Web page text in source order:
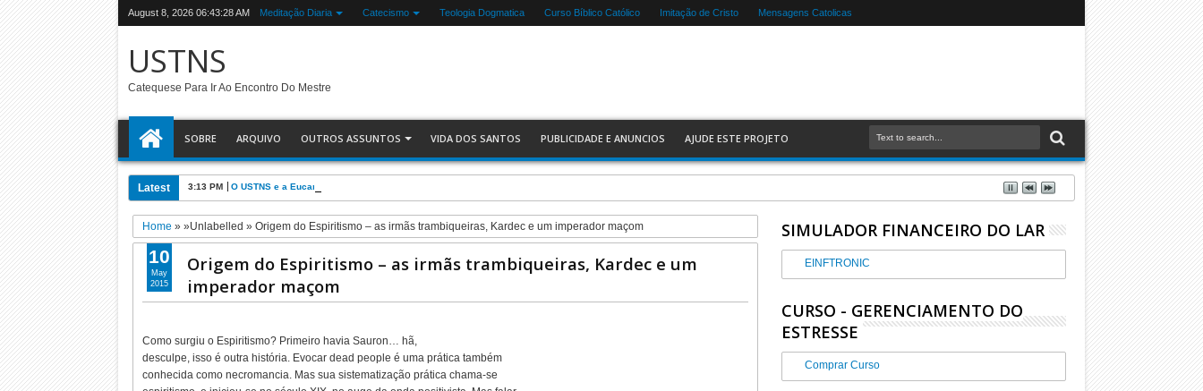
August 8, 2026 06:43:28 AM Meditação Diaria Catecismo Teologia Dogmatica Curso Bíblico Católico Imitação de Cristo Mensagens Catolicas
USTNS
Catequese Para Ir Ao Encontro Do Mestre
SOBRE ARQUIVO OUTROS ASSUNTOS VIDA DOS SANTOS PUBLICIDADE E ANUNCIOS AJUDE ESTE PROJETO
Latest 3:13 PM O USTNS e a Eucaristia
Home » »Unlabelled »Origem do Espiritismo – as irmãs trambiqueiras, Kardec e um imperador maçom
Origem do Espiritismo – as irmãs trambiqueiras, Kardec e um
imperador maçom
Como surgiu o Espiritismo? Primeiro havia Sauron… hã,
desculpe, isso é outra história. Evocar dead people é uma prática também
conhecida como necromancia. Mas sua sistematização prática chama-se
10
May
2015
SIMULADOR FINANCEIRO DO LAR
EINFTRONIC
CURSO - GERENCIAMENTO DO
ESTRESSE
Comprar Curso